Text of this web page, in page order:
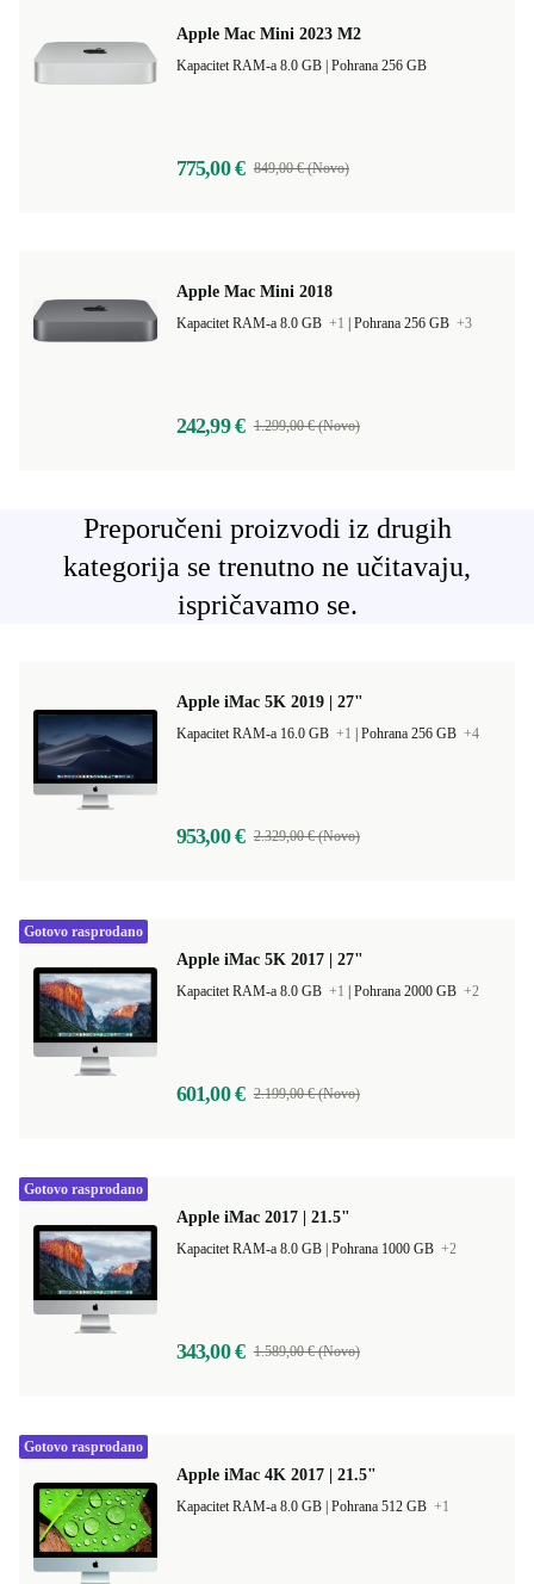
Apple Mac Mini 2023 M2
Pohrana 256 GB
775,00 € 849,00 € (Novo)
Apple Mac Mini 2018
Kapacitet RAM-a 8.0 GB +1 Pohrana 256 GB +3
242,99 € 1.299,00 € (Novo)
Preporučeni proizvodi iz drugih
kategorija se trenutno ne učitavaju,
ispričavamo se.
Apple iMac 5K 2019 | 27"
Kapacitet RAM-a 16.0 GB +1 Pohrana 256 GB +4
953,00 € 2.329,00 € (Novo)
Apple iMac 5K 2017 | 27"
Kapacitet RAM-a 8.0 GB +1 Pohrana 2000 GB +2
601,00 € 2.199,00 € (Novo)
Gotovo rasprodano
Apple iMac 2017 | 21.5"
Pohrana 1000 GB +2
343,00 € 1.589,00 € (Novo)
Gotovo rasprodano
Apple iMac 4K 2017 | 21.5"
Pohrana 512 GB +1
Gotovo rasprodano